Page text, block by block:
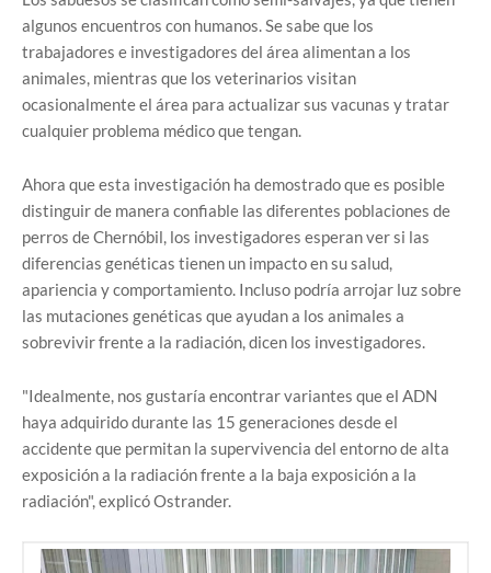
algunos encuentros con humanos. Se sabe que los
trabajadores e investigadores del área alimentan a los
animales, mientras que los veterinarios visitan
ocasionalmente el área para actualizar sus vacunas y tratar
cualquier problema médico que tengan.
Ahora que esta investigación ha demostrado que es posible
distinguir de manera confiable las diferentes poblaciones de
perros de Chernóbil, los investigadores esperan ver si las
diferencias genéticas tienen un impacto en su salud,
apariencia y comportamiento. Incluso podría arrojar luz sobre
las mutaciones genéticas que ayudan a los animales a
sobrevivir frente a la radiación, dicen los investigadores.
"Idealmente, nos gustaría encontrar variantes que el ADN
haya adquirido durante las 15 generaciones desde el
accidente que permitan la supervivencia del entorno de alta
exposición a la radiación frente a la baja exposición a la
radiación", explicó Ostrander.